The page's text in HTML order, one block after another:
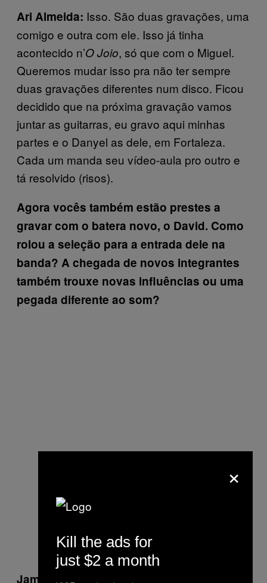
Ari Almeida: Isso. São duas gravações, uma
comigo e outra com ele. Isso já tinha
acontecido n’O Joio, só que com o Miguel.
Queremos mudar isso pra não ter sempre
duas gravações diferentes num disco. Ficou
decidido que na próxima gravação vamos
juntar as guitarras, eu gravo aqui minhas
partes e o Danyel as dele, em Fortaleza.
Cada um manda seu vídeo-aula pro outro e
tá resolvido (risos).
Agora vocês também estão prestes a
gravar com o batera novo, o David. Como
rolou a seleção para a entrada dele na
banda? A chegada de novos integrantes
também trouxe novas influências ou uma
pegada diferente ao som?
James:Teve um show que íamos fazer e o
×
Kill the ads for
just $2 a month